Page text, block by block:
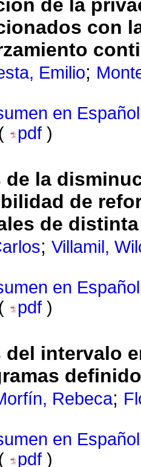
de la
con
Emilio;
en Español
pdf )
de la
de
de
; Villamil,
en Español
pdf )
del intervalo
Rebeca;
en Español
pdf )